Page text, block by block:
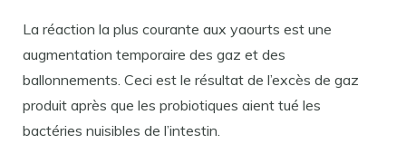
La réaction la plus courante aux yaourts est une
augmentation temporaire des gaz et des
ballonnements. Ceci est le résultat de l’excès de gaz
produit après que les probiotiques aient tué les
bactéries nuisibles de l’intestin.